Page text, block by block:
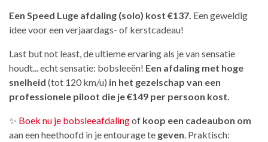
Een Speed Luge afdaling (solo) kost €137. Een geweldig
idee voor een verjaardags- of kerstcadeau!
Last but not least, de ultieme ervaring als je van sensatie
houdt... echt sensatie: bobsleeën! Een afdaling met hoge
snelheid (tot 120 km/u) in het gezelschap van een
professionele piloot die je €149 per persoon kost.
✨ Boek nu je bobsleeafdalingof koop een cadeaubon om
aan een heethoofd in je entourage te geven . Praktisch: